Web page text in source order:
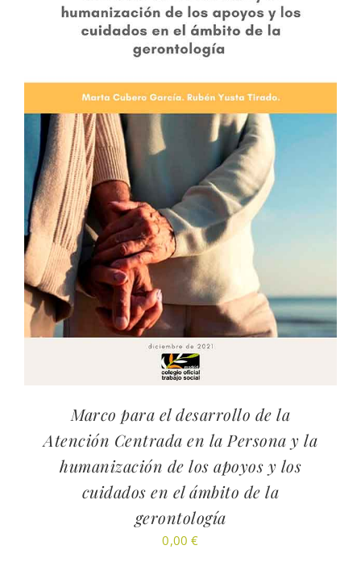
Marco para el desarrollo de la
Atención Centrada en la Persona y la
humanización de los apoyos y los
cuidados en el ámbito de la
gerontología
0,00€